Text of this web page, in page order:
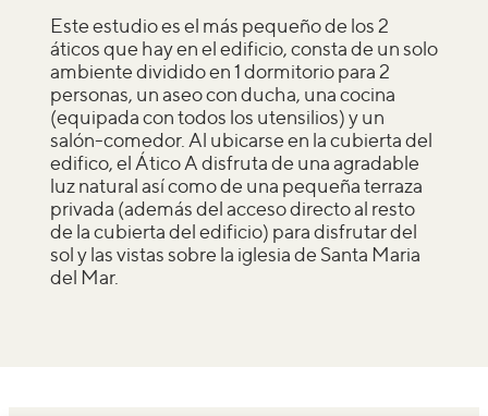
Este estudio es el más pequeño de los 2
áticos que hay en el edificio, consta de un solo
ambiente dividido en 1 dormitorio para 2
personas, un aseo con ducha, una cocina
(equipada con todos los utensilios) y un
salón-comedor. Al ubicarse en la cubierta del
edifico, el Ático A disfruta de una agradable
luz natural así como de una pequeña terraza
privada (además del acceso directo al resto
de la cubierta del edificio) para disfrutar del
sol y las vistas sobre la iglesia de Santa Maria
del Mar.